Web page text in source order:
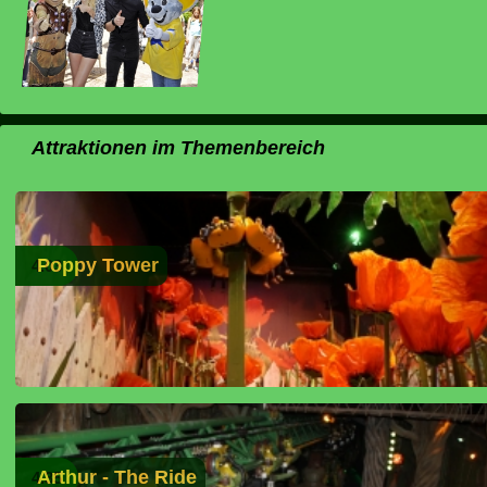
Attraktionen im Themenbereich
4.03
Poppy Tower
4.35
Arthur - The Ride